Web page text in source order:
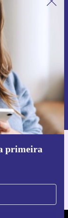
primeira
pela
encontrados na